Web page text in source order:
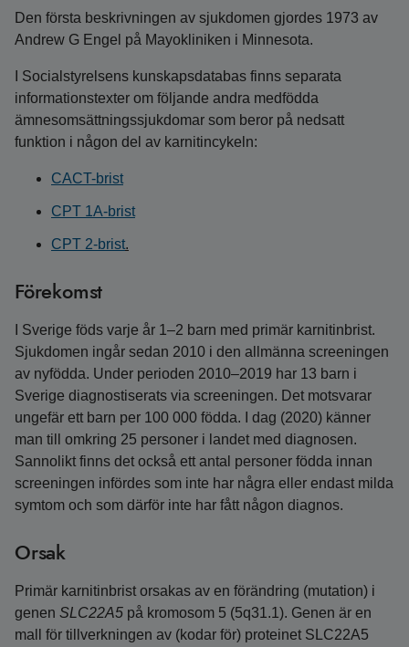
Den första beskrivningen av sjukdomen gjordes 1973 av
Andrew G Engel på Mayokliniken i Minnesota.
I Socialstyrelsens kunskapsdatabas finns separata
informationstexter om följande andra medfödda
ämnesomsättningssjukdomar som beror på nedsatt
funktion i någon del av karnitincykeln:
CACT-brist
CPT 1A-brist
CPT 2-brist.
Förekomst
I Sverige föds varje år 1–2 barn med primär karnitin­brist.
Sjukdomen ingår sedan 2010 i den allmänna screeningen
av nyfödda. Under perioden 2010–2019 har 13 barn i
Sverige diagnostiserats via screeningen. Det motsvarar
ungefär ett barn per 100 000 födda. I dag (2020) känner
man till omkring 25 personer i landet med diagnosen.
Sannolikt finns det också ett antal personer födda innan
screeningen infördes som inte har några eller endast milda
symtom och som därför inte har fått någon diagnos.
Orsak
Primär karnitinbrist orsakas av en förändring (mutation) i
genen SLC22A5 på kromosom 5 (5q31.1). Genen är en
mall för tillverkningen av (kodar för) proteinet SLC22A5